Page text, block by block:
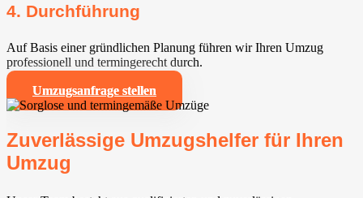
4. Durchführung
Auf Basis einer gründlichen Planung führen wir Ihren Umzug
professionell und termingerecht durch.
Umzugsanfrage stellen
Zuverlässige Umzugshelfer für Ihren
Umzug